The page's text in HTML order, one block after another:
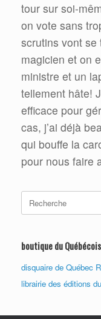
tour sur soi-
on vote sans
scrutins vont se
magicien et on
ministre et un
tellement hâte!
efficace pour
cas, j’ai déjà
qui bouffe la
pour nous faire
Search
for:
boutique du Québécois
disquaire de Québec
librairie des éditions